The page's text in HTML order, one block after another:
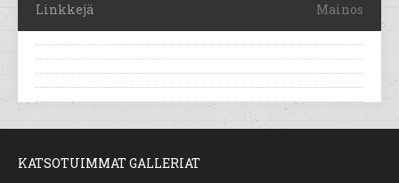
Linkkejä Mainos
KATSOTUIMMAT GALLERIAT